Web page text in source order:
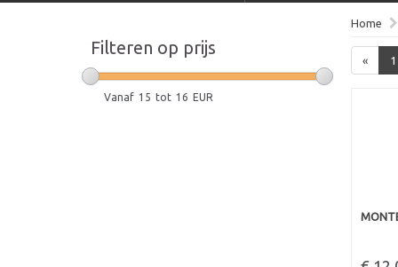
Filteren op prijs
Vanaf 15 tot 16 EUR
Home
« 1